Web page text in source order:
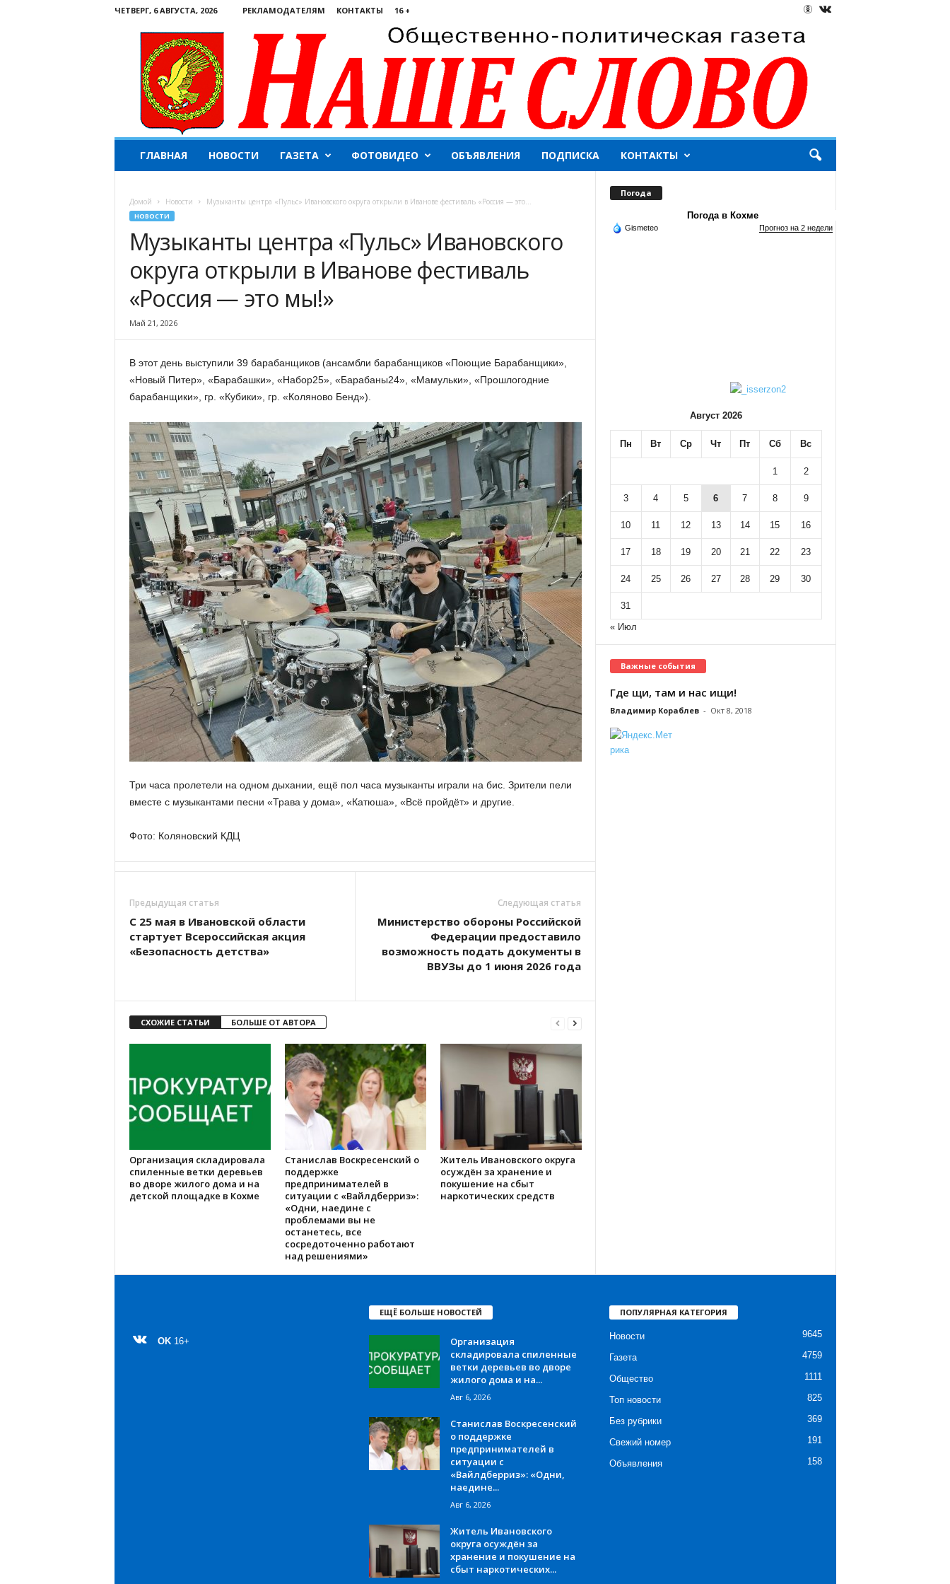
ЧЕТВЕРГ, 6 АВГУСТА, 2026 РЕКЛАМОДАТЕЛЯМ КОНТАКТЫ 16 +
ш
м
ГЛАВНАЯ НОВОСТИ ГАЗЕТА ФОТОВИДЕО ОБЪЯВЛЕНИЯ ПОДПИСКА КОНТАКТЫ
Домой Новости Музыканты центра «Пульс» Ивановского округа открыли в Иванове фестиваль «Россия — это...
НОВОСТИ
Музыканты центра «Пульс» Ивановского
округа открыли в Иванове фестиваль
«Россия — это мы!»
Май 21, 2026
В этот день выступили 39 барабанщиков (ансамбли барабанщиков «Поющие Барабанщики»,
«Новый Питер», «Барабашки», «Набор25», «Барабаны24», «Мамульки», «Прошлогодние
барабанщики», гр. «Кубики», гр. «Коляново Бенд»).
Три часа пролетели на одном дыхании, ещё пол часа музыканты играли на бис. Зрители пели
вместе с музыкантами песни «Трава у дома», «Катюша», «Всё пройдёт» и другие.
Фото: Коляновский КДЦ
Предыдущая статья
С 25 мая в Ивановской области
стартует Всероссийская акция
«Безопасность детства»
Следующая статья
Министерство обороны Российской
Федерации предоставило
возможность подать документы в
ВВУЗы до 1 июня 2026 года
СХОЖИЕ СТАТЬИ БОЛЬШЕ ОТ АВТОРА
Организация складировала
спиленные ветки деревьев
во дворе жилого дома и на
детской площадке в Кохме
Станислав Воскресенский о
поддержке
предпринимателей в
ситуации с «Вайлдберриз»:
«Одни, наедине с
проблемами вы не
останетесь, все
сосредоточенно работают
над решениями»
Житель Ивановского округа
осуждён за хранение и
покушение на сбыт
наркотических средств
Погода
Погода в Кохме
Gismeteo Прогноз на 2 недели
Август 2026
Пн Вт Ср Чт Пт Сб Вс
1 2
3 4 5 6 7 8 9
10 11 12 13 14 15 16
17 18 19 20 21 22 23
24 25 26 27 28 29 30
31
« Июл
Важные события
Где щи, там и нас ищи!
Владимир Кораблев - Окт 8, 2018
OK 16+
ЕЩЁ БОЛЬШЕ НОВОСТЕЙ
Организация
складировала спиленные
ветки деревьев во дворе
жилого дома и на...
Авг 6, 2026
Станислав Воскресенский
о поддержке
предпринимателей в
ситуации с
«Вайлдберриз»: «Одни,
наедине...
Авг 6, 2026
Житель Ивановского
округа осуждён за
хранение и покушение на
сбыт наркотических...
ПОПУЛЯРНАЯ КАТЕГОРИЯ
Новости 9645
Газета 4759
Общество 1111
Топ новости 825
Без рубрики 369
Свежий номер 191
Объявления 158